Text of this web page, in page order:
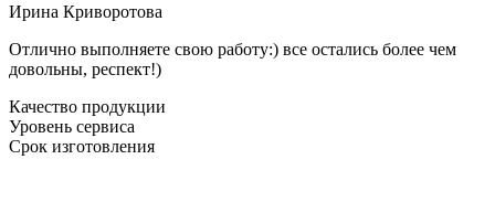
Ирина Криворотова
Отлично выполняете свою работу:) все остались более чем
довольны, респект!)
Качество продукции
Уровень сервиса
Срок изготовления